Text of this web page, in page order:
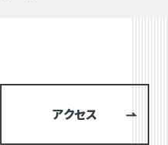
アクセス